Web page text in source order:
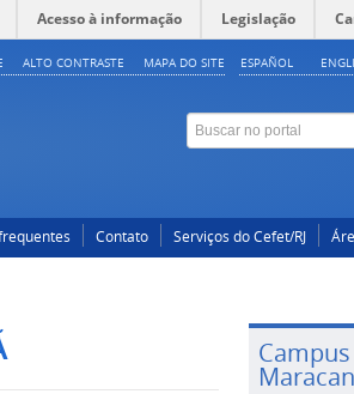
Acesso à informação Legislação
ESPAÑOL
ALTO CONTRASTE MAPA DO SITE
Contato Serviços do Cefet/RJ
Campus